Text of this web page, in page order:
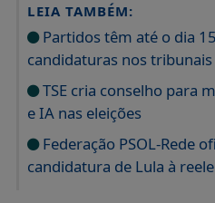
LEIA TAMBÉM:
Partidos têm até o dia
candidaturas nos tribunais
TSE cria conselho para
e IA nas eleições
Federação PSOL-Rede
candidatura de Lula à